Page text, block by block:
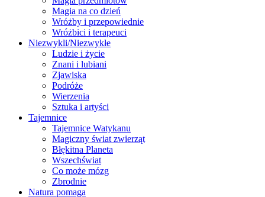
Magia na co dzień
Wróżby i przepowiednie
Wróżbici i terapeuci
Niezwykli/Niezwykłe
Ludzie i życie
Znani i lubiani
Zjawiska
Podróże
Wierzenia
Sztuka i artyści
Tajemnice
Tajemnice Watykanu
Magiczny świat zwierząt
Błękitna Planeta
Wszechświat
Co może mózg
Zbrodnie
Natura pomaga